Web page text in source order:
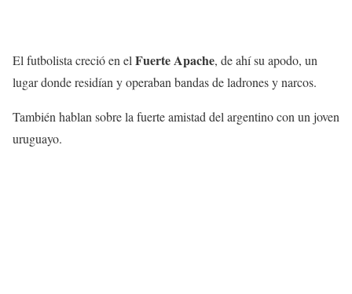
El futbolista creció en el Fuerte Apache, de ahí su apodo, un
lugar donde residían y operaban bandas de ladrones y narcos.
También hablan sobre la fuerte amistad del argentino con un joven
uruguayo.